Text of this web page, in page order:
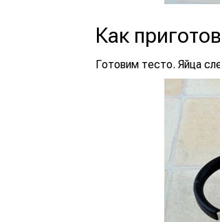
Как
Готовим тесто. Яйца